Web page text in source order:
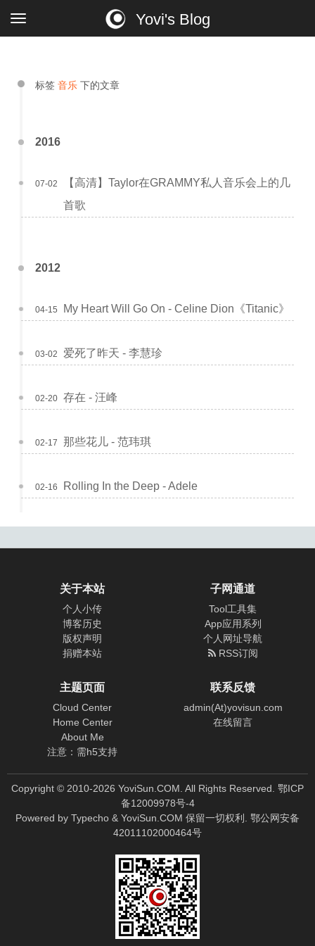
Yovi's Blog
标签 音乐 下的文章
2016
【高清】Taylor在GRAMMY私人音乐会上的几
首歌
07-02
2012
My Heart Will Go On - Celine Dion《Titanic》
04-15
爱死了昨天 - 李慧珍
03-02
存在 - 汪峰
02-20
那些花儿 - 范玮琪
02-17
Rolling In the Deep - Adele
02-16
关于本站
个人小传
博客历史
版权声明
捐赠本站
子网通道
Tool工具集
App应用系列
个人网址导航
RSS订阅
主题页面
Cloud Center
Home Center
About Me
注意：需h5支持
联系反馈
admin(At)yovisun.com
在线留言
Copyright © 2010-2026 YoviSun.COM. All Rights Reserved. 鄂ICP
备12009978号-4
Powered by Typecho & YoviSun.COM 保留一切权利. 鄂公网安备
42011102000464号